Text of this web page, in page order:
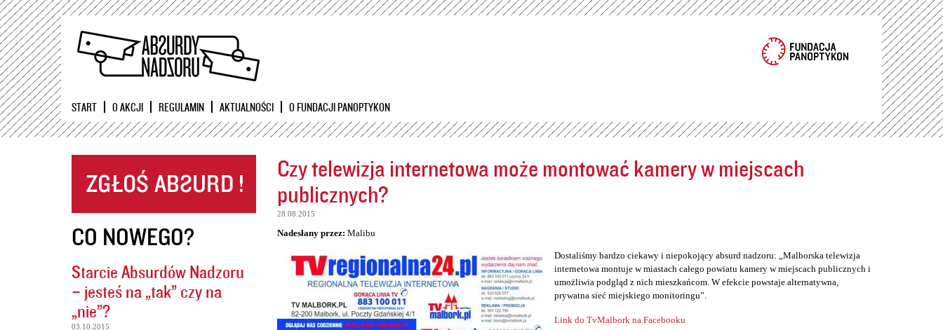
Przejdź
START O AKCJI REGULAMIN AKTUALNOŚCI O FUNDACJI PANOPTYKON
CO NOWEGO?
Starcie Absurdów Nadzoru
– jesteś na „tak” czy na
„nie”?
03.10.2015
Czy telewizja internetowa może montować kamery w miejscach
publicznych?
28.08.2015
Nadesłany przez: Malibu
Dostaliśmy bardzo ciekawy i niepokojący absurd nadzoru: „Malborska telewizja
internetowa montuje w miastach całego powiatu kamery w miejscach publicznych i
umożliwia podgląd z nich mieszkańcom. W efekcie powstaje alternatywna,
prywatna sieć miejskiego monitoringu”.
Link do TvMalbork na Facebooku